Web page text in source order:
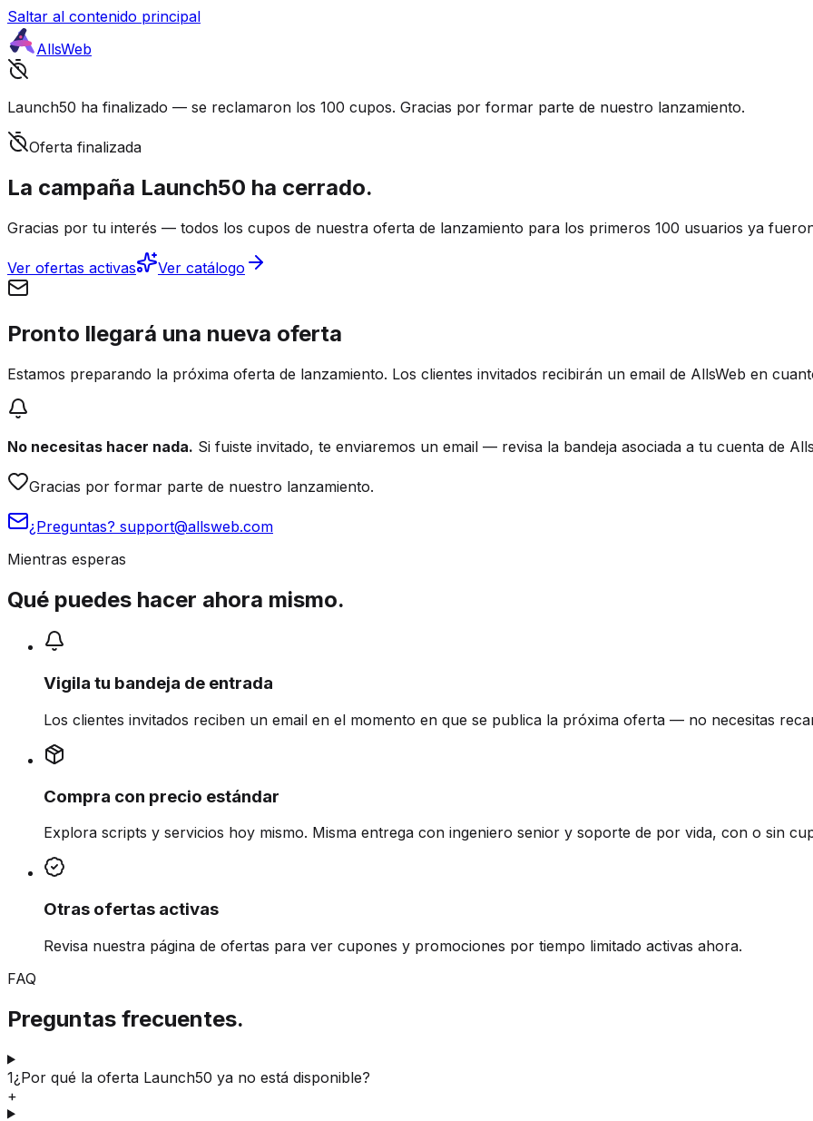
Saltar al contenido principal
AllsWeb
Launch50 ha finalizado — se reclamaron los 100 cupos. Gracias por formar parte de nuestro lanzamiento.
Oferta finalizada
La campaña Launch50 ha cerrado.
Gracias por tu interés — todos los cupos de nuestra oferta de lanzamiento para los primeros 100 usuarios ya
Ver ofertas activas Ver catálogo
Pronto llegará una nueva oferta
Estamos preparando la próxima oferta de lanzamiento. Los clientes invitados recibirán un email de AllsWeb en
No necesitas hacer nada. Si fuiste invitado, te enviaremos un email — revisa la bandeja asociada a tu cuenta de
Gracias por formar parte de nuestro lanzamiento.
¿Preguntas? support@allsweb.com
Mientras esperas
Qué puedes hacer ahora mismo.
Vigila tu bandeja de entrada
Los clientes invitados reciben un email en el momento en que se publica la próxima oferta — no necesitas
Compra con precio estándar
Explora scripts y servicios hoy mismo. Misma entrega con ingeniero senior y soporte de por vida, con o sin
Otras ofertas activas
Revisa nuestra página de ofertas para ver cupones y promociones por tiempo limitado activas ahora.
FAQ
Preguntas frecuentes.
1¿Por qué la oferta Launch50 ya no está disponible?
+